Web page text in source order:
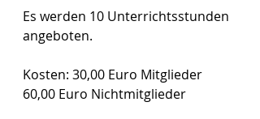
Es werden 10 Unterrichtsstunden
angeboten.
Kosten: 30,00 Euro Mitglieder
60,00 Euro Nichtmitglieder